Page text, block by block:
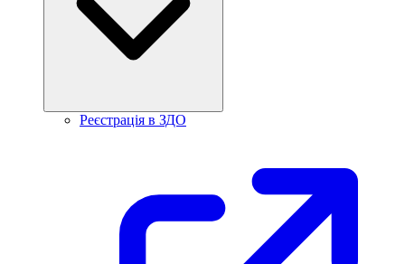
Реєстрація в ЗДО